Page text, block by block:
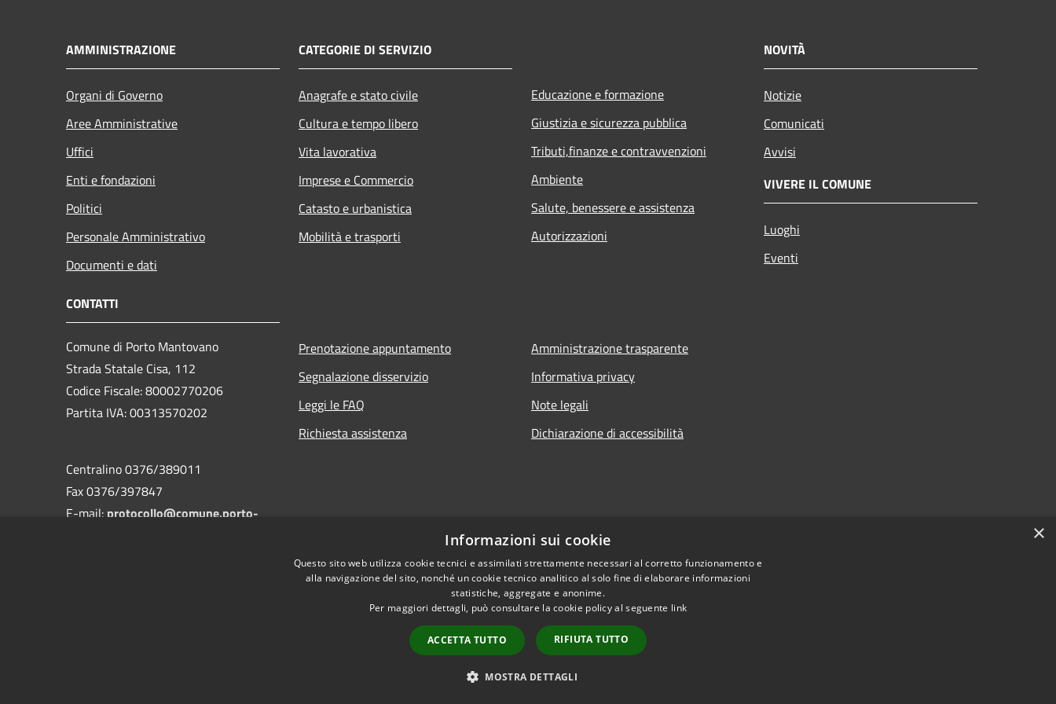
AMMINISTRAZIONE
Organi di Governo
Aree Amministrative
Uffici
Enti e fondazioni
Politici
Personale Amministrativo
Documenti e dati
CATEGORIE DI SERVIZIO
Anagrafe e stato civile
Cultura e tempo libero
Vita lavorativa
Imprese e Commercio
Catasto e urbanistica
Mobilità e trasporti
Educazione e formazione
Giustizia e sicurezza pubblica
Tributi,finanze e contravvenzioni
Ambiente
Salute, benessere e assistenza
Autorizzazioni
NOVITÀ
Notizie
Comunicati
Avvisi
VIVERE IL COMUNE
Luoghi
Eventi
CONTATTI
Comune di Porto Mantovano
Strada Statale Cisa, 112
Codice Fiscale: 80002770206
Partita IVA: 00313570202
Centralino 0376/389011
Fax 0376/397847
E-mail: protocollo@comune.porto-
comuneportomantovano@legalmail.it
Prenotazione appuntamento
Segnalazione disservizio
Leggi le FAQ
Richiesta assistenza
Amministrazione trasparente
Informativa privacy
Note legali
Dichiarazione di accessibilità
Copyright © 2026 • Comune di Porto Mantovano • Powered by
×
Informazioni sui cookie
Questo sito web utilizza cookie tecnici e assimilati strettamente necessari al corretto funzionamento e
alla navigazione del sito, nonché un cookie tecnico analitico al solo fine di elaborare informazioni
statistiche, aggregate e anonime.
Per maggiori dettagli, può consultare la cookie policy al seguente link
ACCETTA TUTTO RIFIUTA TUTTO
MOSTRA DETTAGLI